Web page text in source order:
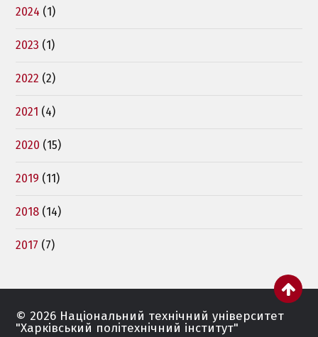
2024 (1)
2023 (1)
2022 (2)
2021 (4)
2020 (15)
2019 (11)
2018 (14)
2017 (7)
© 2026 Національний технічний університет
"Харківський полiтехнiчний інститут"